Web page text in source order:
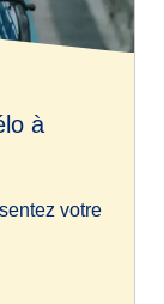
à
votre